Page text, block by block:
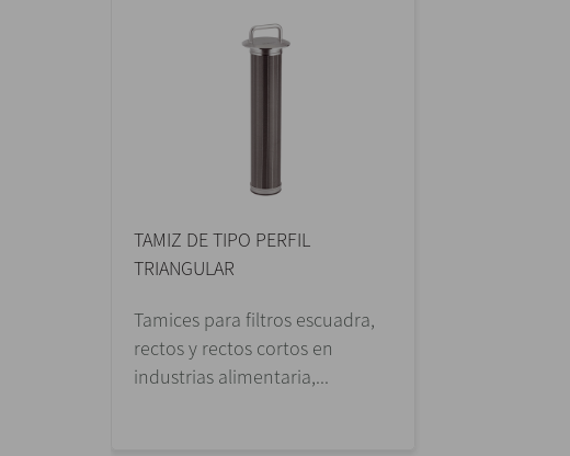
TAMIZ DE TIPO PERFIL
TRIANGULAR
Tamices para filtros escuadra,
rectos y rectos cortos en
industrias alimentaria,...